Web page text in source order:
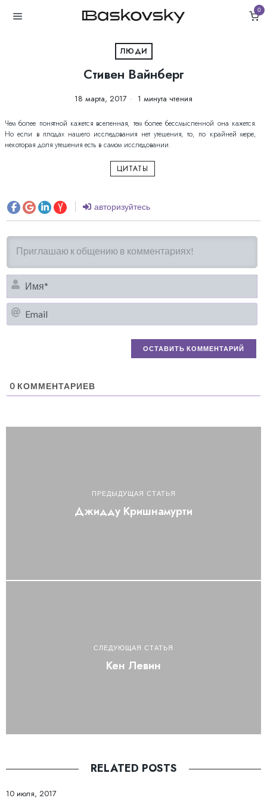
0
ЛЮДИ
Стивен Вайнберг
18 марта, 2017 1 минута чтения
Чем более понятной кажется вселенная, тем более бессмысленной она кажется.
Но если в плодах нашего исследования нет утешения, то, по крайней мере,
некоторая доля утешения есть в самом исследовании.
ЦИТАТЫ
авторизуйтесь
0 КОММЕНТАРИЕВ
ПРЕДЫДУЩАЯ СТАТЬЯ
Джидду Кришнамурти
СЛЕДУЮЩАЯ СТАТЬЯ
Кен Левин
RELATED POSTS
10 июля, 2017